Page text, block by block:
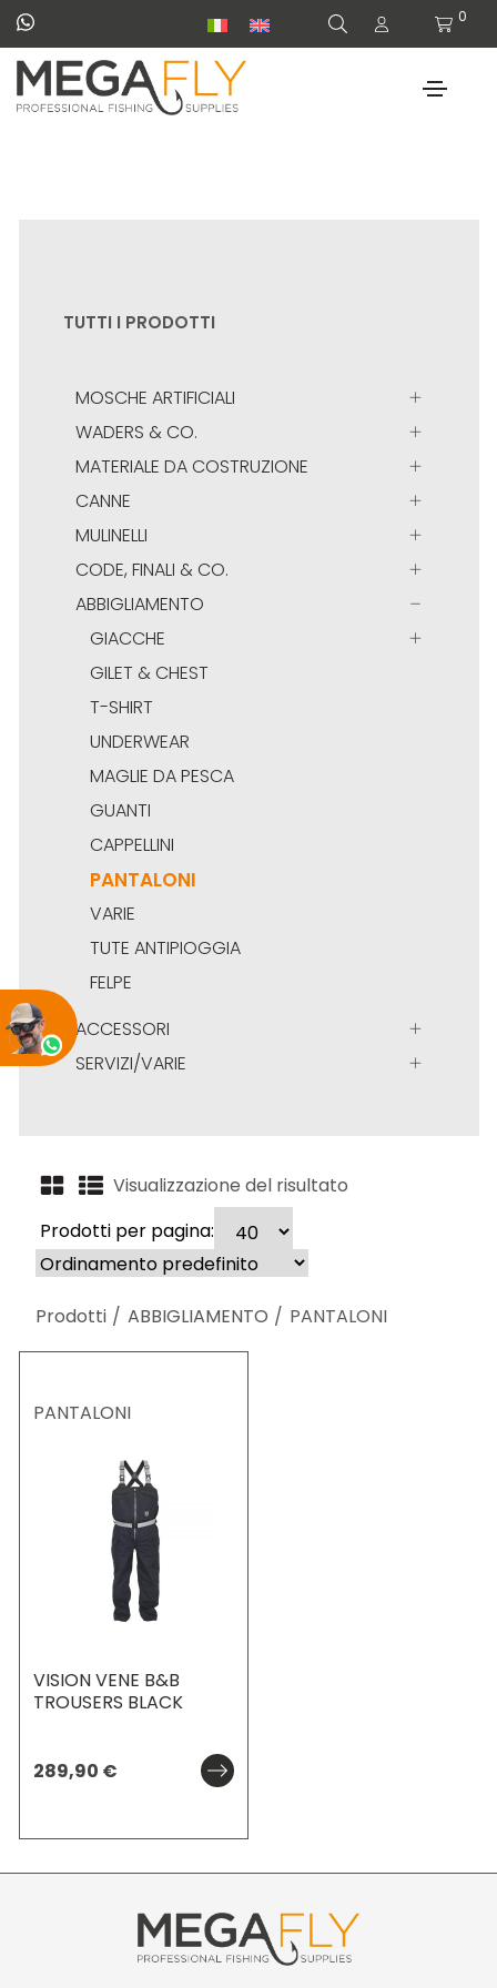
0
TUTTI I PRODOTTI
MOSCHE ARTIFICIALI
WADERS & CO.
MATERIALE DA COSTRUZIONE
CANNE
MULINELLI
CODE, FINALI & CO.
ABBIGLIAMENTO
GIACCHE
GILET & CHEST
T-SHIRT
UNDERWEAR
MAGLIE DA PESCA
GUANTI
CAPPELLINI
PANTALONI
VARIE
TUTE ANTIPIOGGIA
FELPE
ACCESSORI
SERVIZI/VARIE
Visualizzazione del risultato
Prodotti per pagina:
Prodotti ABBIGLIAMENTO PANTALONI
PANTALONI
VISION VENE B&B
TROUSERS BLACK
289,90 €